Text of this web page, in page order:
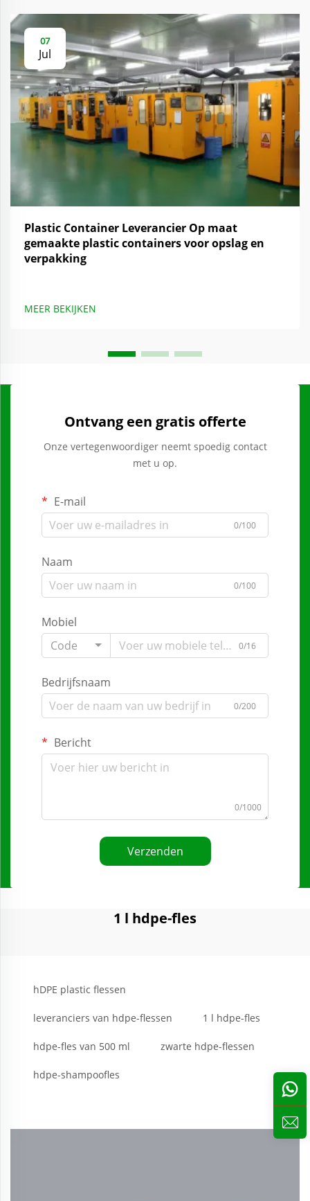
07
Jul
Plastic Container Leverancier Op maat
gemaakte plastic containers voor opslag en
verpakking
MEER BEKIJKEN
Ontvang een gratis offerte
Onze vertegenwoordiger neemt spoedig contact
met u op.
E-mail
0/100
Naam
0/100
Mobiel
Code
0/16
Bedrijfsnaam
0/200
Bericht
0/1000
Verzenden
1 l hdpe-fles
hDPE plastic flessen
leveranciers van hdpe-flessen 1 l hdpe-fles
hdpe-fles van 500 ml zwarte hdpe-flessen
hdpe-shampoofles